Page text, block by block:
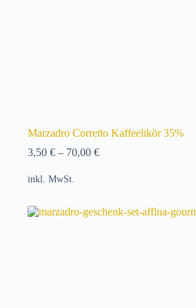
Marzadro Corretto Kaffeelikör 35%
3,50 € – 70,00 €
inkl. MwSt.